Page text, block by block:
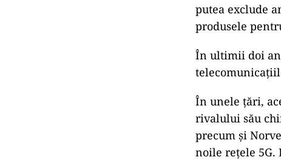
putea exclude
produsele
În ultimii doi
În unele țări,
rivalului său
precum și
noile rețele 5G.